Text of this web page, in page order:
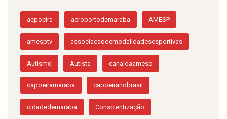
acpoeira aeroportodemaraba AMESP
amesptv associacaodemodalidadesesportivas
Autismo Autista canaldaamesp
capoeiramaraba capoeiranobrasil
cidadedemaraba Conscientização